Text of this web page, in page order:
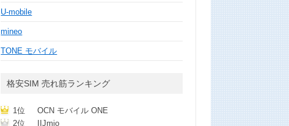
U-mobile
mineo
TONE モバイル
格安SIM 売れ筋ランキング
1位
OCN モバイル ONE
2位
IIJmio